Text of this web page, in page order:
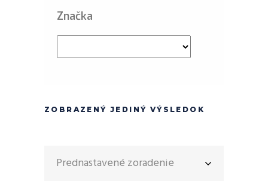
Značka
ZOBRAZENÝ JEDINÝ VÝSLEDOK
Prednastavené zoradenie